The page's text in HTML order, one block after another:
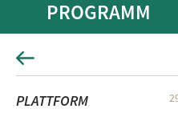
PROGRAMM
PLATTFORM